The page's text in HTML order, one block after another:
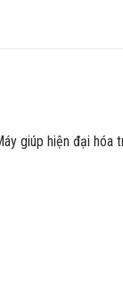
giúp hiện đại hóa